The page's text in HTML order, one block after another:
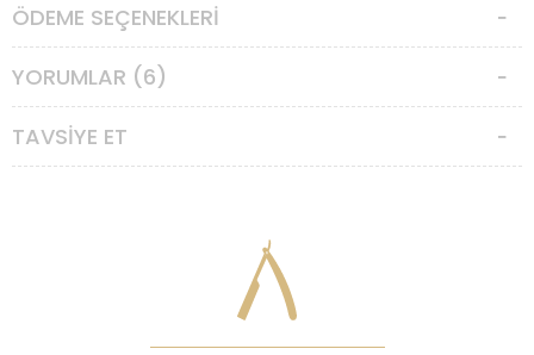
Merkur 42C Klasik Tıraş Aleti
-Toplam uzunluğu : 80 mm
-Sap uzunluğu : 73 mm
-Ağırlığı : 68 gr
Ürün Özellikleri
Başlık Türü
:
Üç Parçalı
Orta Agresif
ÖDEME SEÇENEKLERI
YORUMLAR (6)
TAVSIYE ET